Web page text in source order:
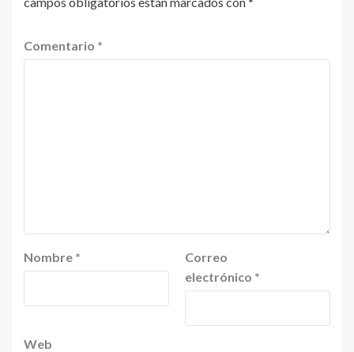
Comentario *
Nombre *
Correo
electrónico *
Web